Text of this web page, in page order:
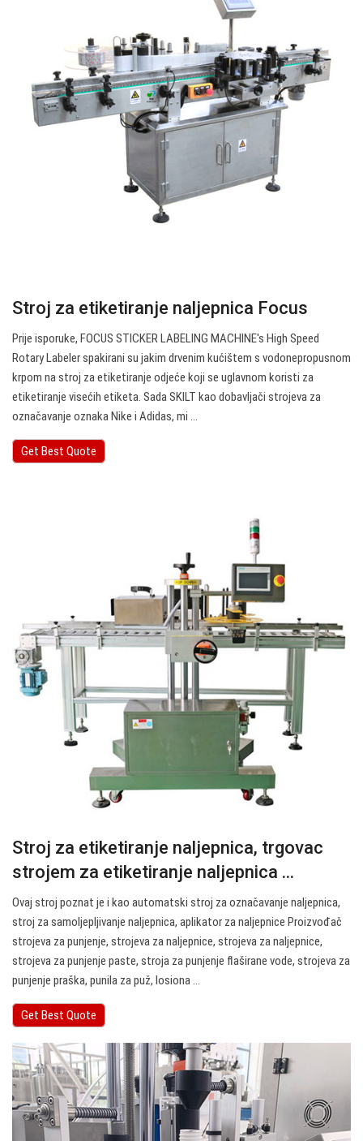
Stroj za etiketiranje naljepnica Focus
Prije isporuke, FOCUS STICKER LABELING MACHINE's High Speed
Rotary Labeler spakirani su jakim drvenim kućištem s vodonepropusnom
krpom na stroj za etiketiranje odjeće koji se uglavnom koristi za
etiketiranje visećih etiketa. Sada SKILT kao dobavljači strojeva za
označavanje oznaka Nike i Adidas, mi ...
Get Best Quote
Stroj za etiketiranje naljepnica, trgovac
strojem za etiketiranje naljepnica ...
Ovaj stroj poznat je i kao automatski stroj za označavanje naljepnica,
stroj za samoljepljivanje naljepnica, aplikator za naljepnice Proizvođač
strojeva za punjenje, strojeva za naljepnice, strojeva za naljepnice,
strojeva za punjenje paste, stroja za punjenje flaširane vode, strojeva za
punjenje praška, punila za puž, losiona ...
Get Best Quote